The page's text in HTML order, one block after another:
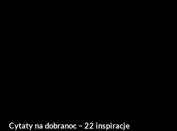
Cytaty na dobranoc – 22 inspiracje